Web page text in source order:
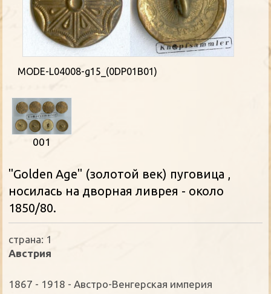
MODE-L04008-g15_(0DP01B01)
001
"Golden Age" (золотой век) пуговица ,
носилась на дворная ливрея - около
1850/80.
страна: 1
Австрия
1867 - 1918 - Австро-Венгерская империя